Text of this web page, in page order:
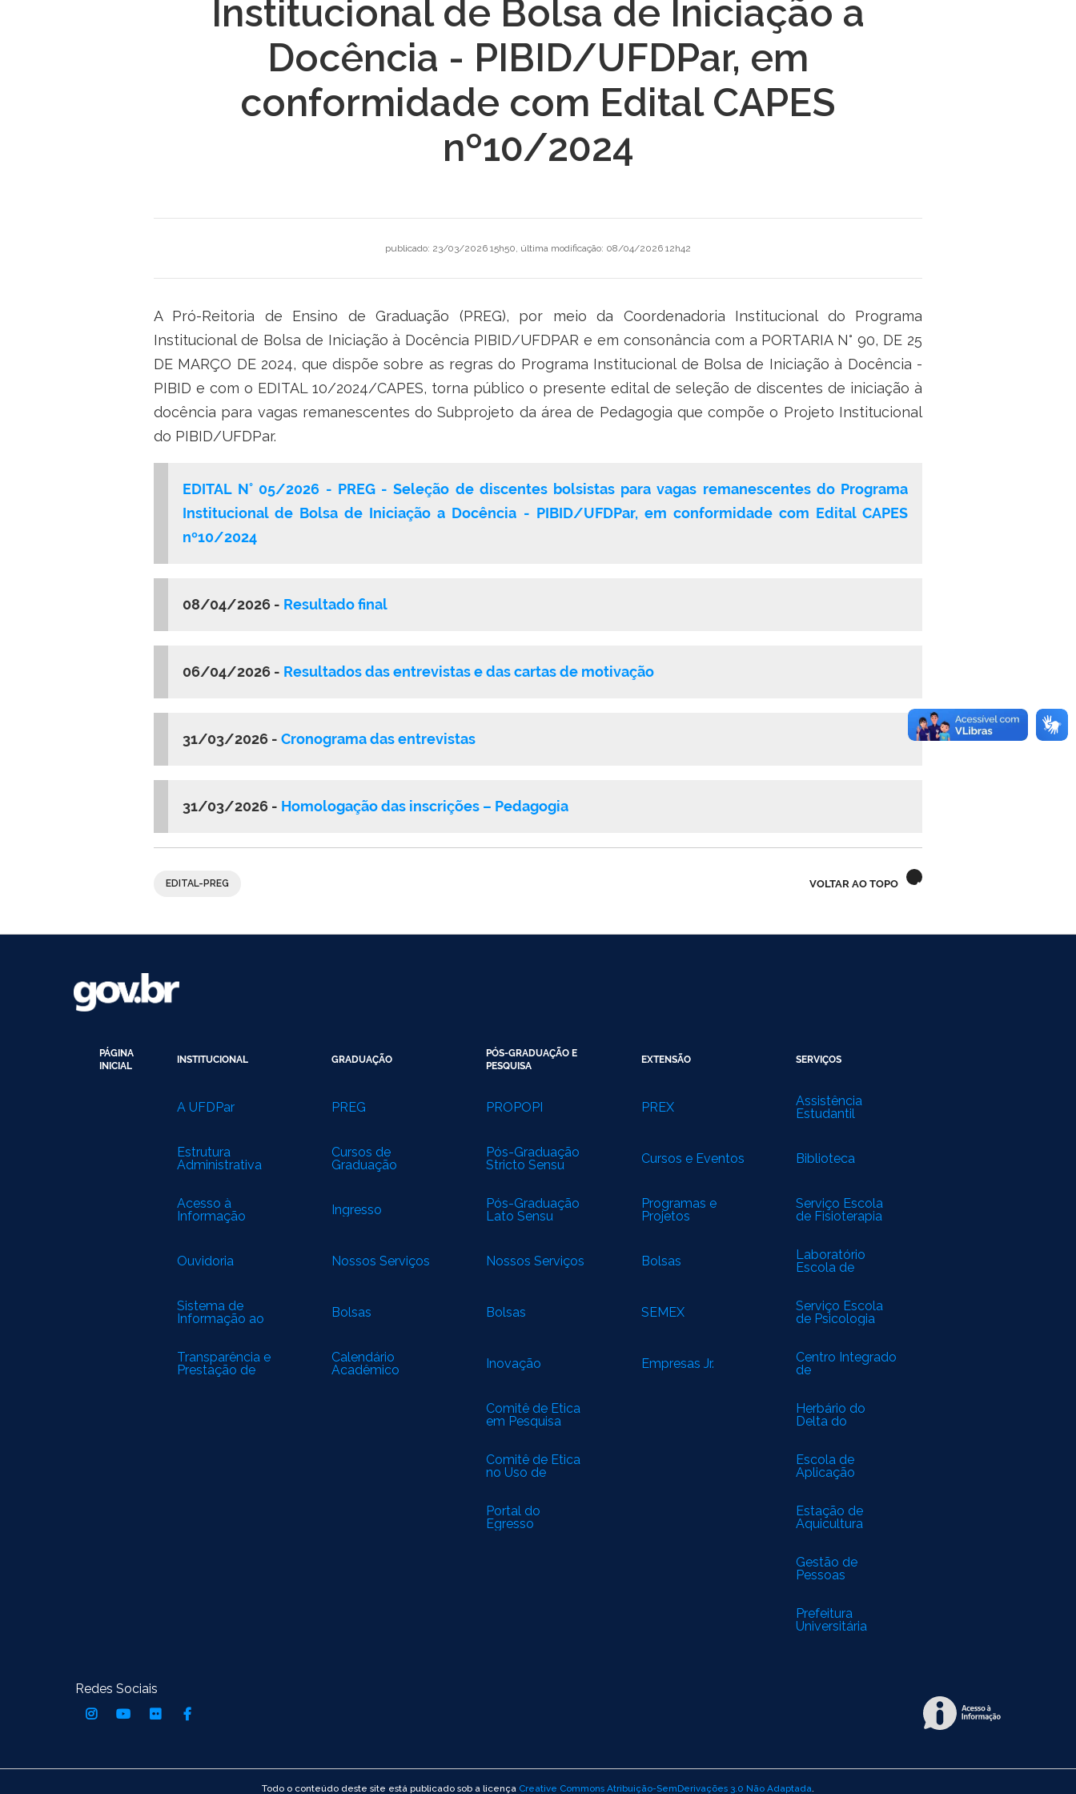
Institucional de Bolsa de Iniciação a
Docência - PIBID/UFDPar, em
conformidade com Edital CAPES
nº10/2024
publicado: 23/03/2026 15h50, última modificação: 08/04/2026 12h42
A Pró-Reitoria de Ensino de Graduação (PREG), por meio da Coordenadoria Institucional do Programa
Institucional de Bolsa de Iniciação à Docência PIBID/UFDPAR e em consonância com a PORTARIA N° 90, DE 25
DE MARÇO DE 2024, que dispõe sobre as regras do Programa Institucional de Bolsa de Iniciação à Docência -
PIBID e com o EDITAL 10/2024/CAPES, torna público o presente edital de seleção de discentes de iniciação à
docência para vagas remanescentes do Subprojeto da área de Pedagogia que compõe o Projeto Institucional
do PIBID/UFDPar.
EDITAL N° 05/2026 - PREG - Seleção de discentes bolsistas para vagas remanescentes do Programa
Institucional de Bolsa de Iniciação a Docência - PIBID/UFDPar, em conformidade com Edital CAPES
nº10/2024
08/04/2026 - Resultado final
06/04/2026 - Resultados das entrevistas e das cartas de motivação
31/03/2026 - Cronograma das entrevistas
31/03/2026 - Homologação das inscrições – Pedagogia
VOLTAR AO TOPO
EDITAL-PREG
PÁGINA
INICIAL
INSTITUCIONAL
A UFDPar
Estrutura
Administrativa
Acesso à
Informação
Ouvidoria
Sistema de
Informação ao
Transparência e
Prestação de
GRADUAÇÃO
PREG
Cursos de
Graduação
Ingresso
Nossos Serviços
Bolsas
Calendário
Acadêmico
PÓS-GRADUAÇÃO E
PESQUISA
PROPOPI
Pós-Graduação
Stricto Sensu
Pós-Graduação
Lato Sensu
Nossos Serviços
Bolsas
Inovação
Comitê de Ética
em Pesquisa
Comitê de Ética
no Uso de
Portal do
Egresso
EXTENSÃO
PREX
Cursos e Eventos
Programas e
Projetos
Bolsas
SEMEX
Empresas Jr.
SERVIÇOS
Assistência
Estudantil
Biblioteca
Serviço Escola
de Fisioterapia
Laboratório
Escola de
Serviço Escola
de Psicologia
Centro Integrado
de
Herbário do
Delta do
Escola de
Aplicação
Estação de
Aquicultura
Gestão de
Pessoas
Prefeitura
Universitária
Redes Sociais
Todo o conteúdo deste site está publicado sob a licença Creative Commons Atribuição-SemDerivações 3.0 Não Adaptada.